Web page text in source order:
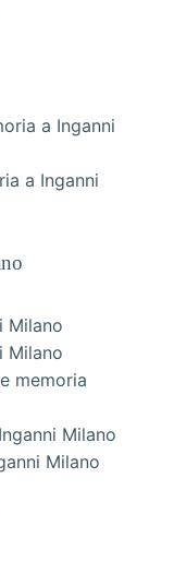
a Inganni
Milano
Milano
memoria
Milano
Milano